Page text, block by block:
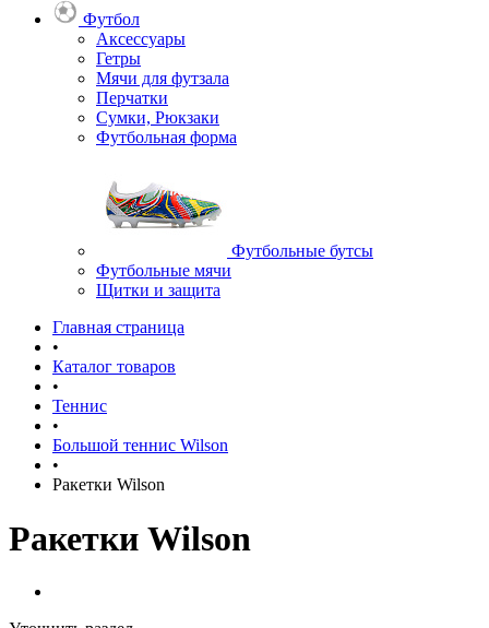
Футбол
Аксессуары
Гетры
Мячи для футзала
Перчатки
Сумки, Рюкзаки
Футбольная форма
Футбольные бутсы
Футбольные мячи
Щитки и защита
Главная страница
•
Каталог товаров
•
Теннис
•
Большой теннис Wilson
•
Ракетки Wilson
Ракетки Wilson